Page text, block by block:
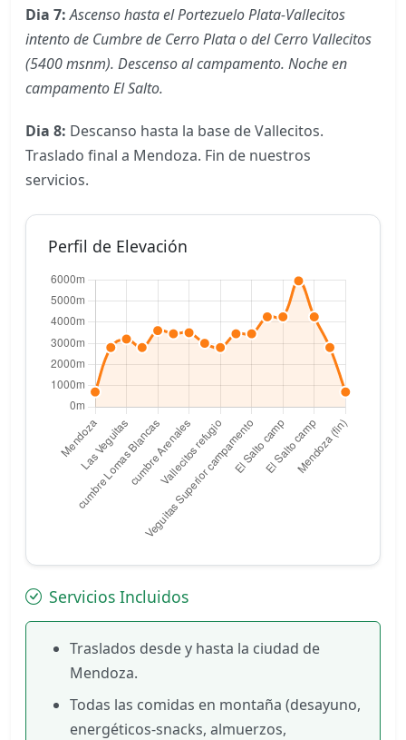
Dia 7: Ascenso hasta el Portezuelo Plata-Vallecitos
intento de Cumbre de Cerro Plata o del Cerro Vallecitos
(5400 msnm). Descenso al campamento. Noche en
campamento El Salto.
Dia 8: Descanso hasta la base de Vallecitos.
Traslado final a Mendoza. Fin de nuestros
servicios.
Perfil de Elevación
Servicios Incluidos
Traslados desde y hasta la ciudad de
Mendoza.
Todas las comidas en montaña (desayuno,
energéticos-snacks, almuerzos,